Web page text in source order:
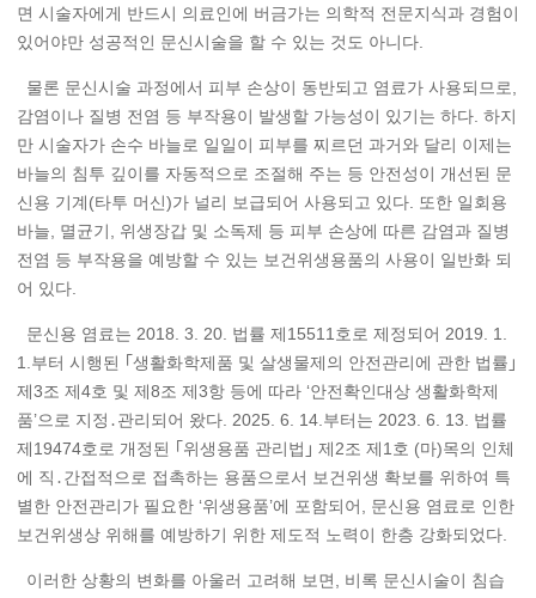
면 시술자에게 반드시 의료인에 버금가는 의학적 전문지식과 경험이
있어야만 성공적인 문신시술을 할 수 있는 것도 아니다.
물론 문신시술 과정에서 피부 손상이 동반되고 염료가 사용되므로,
감염이나 질병 전염 등 부작용이 발생할 가능성이 있기는 하다. 하지
만 시술자가 손수 바늘로 일일이 피부를 찌르던 과거와 달리 이제는
바늘의 침투 깊이를 자동적으로 조절해 주는 등 안전성이 개선된 문
신용 기계(타투 머신)가 널리 보급되어 사용되고 있다. 또한 일회용
바늘, 멸균기, 위생장갑 및 소독제 등 피부 손상에 따른 감염과 질병
전염 등 부작용을 예방할 수 있는 보건위생용품의 사용이 일반화 되
어 있다.
문신용 염료는 2018. 3. 20. 법률 제15511호로 제정되어 2019. 1.
1.부터 시행된 ｢생활화학제품 및 살생물제의 안전관리에 관한 법률｣
제3조 제4호 및 제8조 제3항 등에 따라 ‘안전확인대상 생활화학제
품’으로 지정․관리되어 왔다. 2025. 6. 14.부터는 2023. 6. 13. 법률
제19474호로 개정된 ｢위생용품 관리법｣ 제2조 제1호 (마)목의 인체
에 직․간접적으로 접촉하는 용품으로서 보건위생 확보를 위하여 특
별한 안전관리가 필요한 ‘위생용품’에 포함되어, 문신용 염료로 인한
보건위생상 위해를 예방하기 위한 제도적 노력이 한층 강화되었다.
이러한 상황의 변화를 아울러 고려해 보면, 비록 문신시술이 침습